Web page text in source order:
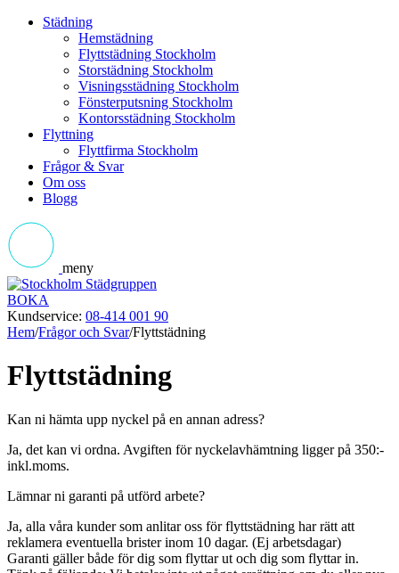
Städning
Hemstädning
Flyttstädning Stockholm
Storstädning Stockholm
Visningsstädning Stockholm
Fönsterputsning Stockholm
Kontorsstädning Stockholm
Flyttning
Flyttfirma Stockholm
Frågor & Svar
Om oss
Blogg
meny
BOKA
Kundservice: 08-414 001 90
Hem/Frågor och Svar/Flyttstädning
Flyttstädning
Kan ni hämta upp nyckel på en annan adress?
Ja, det kan vi ordna. Avgiften för nyckelavhämtning ligger på 350:-
inkl.moms.
Lämnar ni garanti på utförd arbete?
Ja, alla våra kunder som anlitar oss för flyttstädning har rätt att
reklamera eventuella brister inom 10 dagar. (Ej arbetsdagar)
Garanti gäller både för dig som flyttar ut och dig som flyttar in.